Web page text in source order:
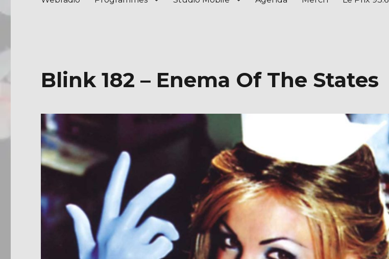
Blink 182 – Enema Of The States